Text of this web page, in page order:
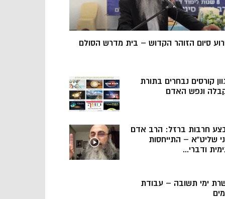
סיום הזוהר הקדוש – בית מדרש הסולם
קורסים נבחרים בתורת
ונפש האדם
חרבות ברזל: הרב אדם
שליט”א – התייחסות
ודברי...
ימי תשובה – עבודת